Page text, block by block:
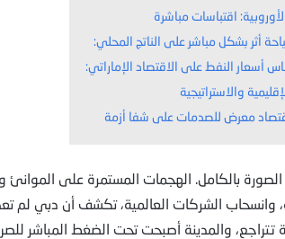
أسعار النفط على الاقتصاد الإماراتي:
الصورة بالكامل. الهجمات المستمرة على الموانئ
وانسحاب الشركات العالمية، تكشف أن دبي لم
تتراجع، والمدينة أصبحت تحت الضغط المباشر